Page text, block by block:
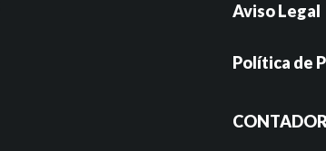
Aviso Legal
Política de